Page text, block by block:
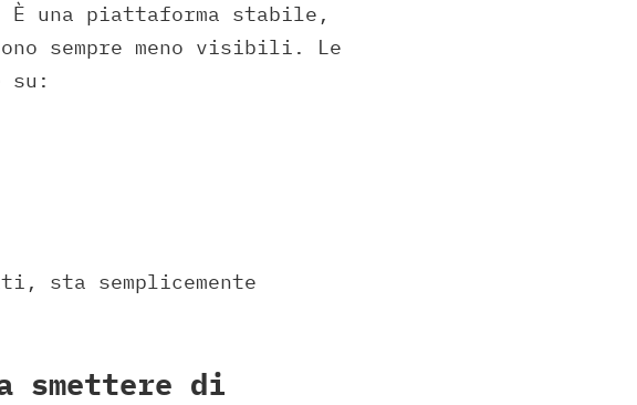
una piattaforma stabile,
sempre meno visibili. Le
su:
sta semplicemente
smettere di